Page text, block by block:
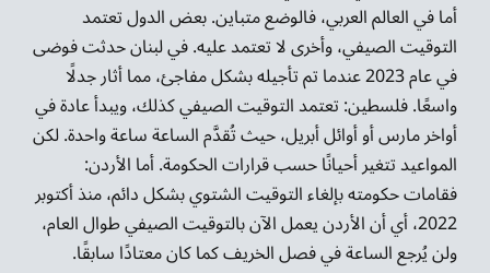
أما في العالم العربي، فالوضع متباين. بعض الدول تعتمد
التوقيت الصيفي، وأخرى لا تعتمد عليه. في لبنان حدثت فوضى
في عام 2023 عندما تم تأجيله بشكل مفاجئ، مما أثار جدلًا
واسعًا. فلسطين: تعتمد التوقيت الصيفي كذلك، ويبدأ عادة في
أواخر مارس أو أوائل أبريل، حيث تُقدَّم الساعة ساعة واحدة. لكن
المواعيد تتغير أحيانًا حسب قرارات الحكومة. أما الأردن:
فقامات حكومته بإلغاء التوقيت الشتوي بشكل دائم، منذ أكتوبر
2022، أي أن الأردن يعمل الآن بالتوقيت الصيفي طوال العام،
ولن يُرجع الساعة في فصل الخريف كما كان معتادًا سابقًا.